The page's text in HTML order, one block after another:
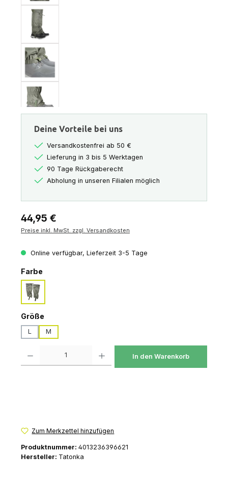
Deine Vorteile bei uns
Versandkostenfrei ab 50 €
Lieferung in 3 bis 5 Werktagen
90 Tage Rückgaberecht
Abholung in unseren Filialen möglich
Regulärer Preis:
44,95 €
Preise inkl. MwSt. zzgl. Versandkosten
Online verfügbar, Lieferzeit 3-5 Tage
Farbeauswählen
stone-grey-olive
Größeauswählen
L M
In den Warenkorb
Zum Merkzettel hinzufügen
Produktnummer: 4013236396621
Hersteller: Tatonka